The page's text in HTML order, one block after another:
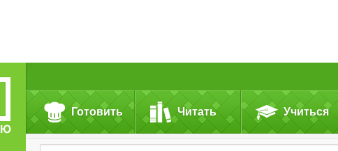
Готовить Читать Учиться